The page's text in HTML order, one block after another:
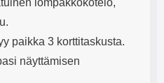
lompakkokotelo,
paikka 3 korttitaskusta.
näyttämisen